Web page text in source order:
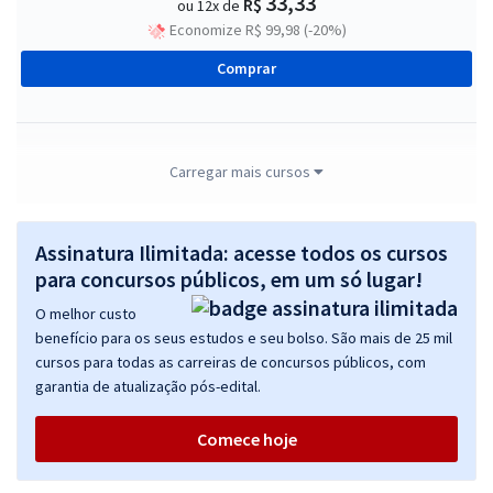
ou 12x de R$
Economize R$ 99,98 (-20%)
Comprar
Telebras - Telecomunicações Brasileiras S.A - Legislação Específica
Noronha e Jósis Alves (Videoaulas) & Antônio Pinheiro (Aulas em
R$ 71,92à vista
ou 12x de R$ 5,99
Economize R$ 17,98 (-20%)
Comprar
Telebras - Telecomunicações Brasileiras S.A - Cargo 9: Especialista
Carregar mais cursos
Assinatura Ilimitada: acesse todos os cursos
para concursos públicos, em um só lugar!
O melhor custo
benefício para os seus estudos e seu bolso. São mais de 25 mil
cursos para todas as carreiras de concursos públicos, com
garantia de atualização pós-edital.
Comece hoje